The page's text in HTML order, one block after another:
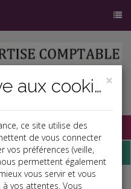
×
Politique relative aux cookies
ce site utilise des
de vous connecter
vos préférences (veille,
permettent également
vous servir et vous
vos attentes. Vous